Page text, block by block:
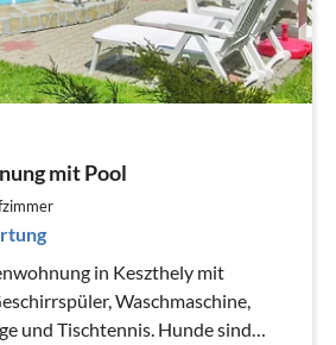
mit Pool
in Keszthely mit
Waschmaschine,
und Tischtennis. Hunde sind